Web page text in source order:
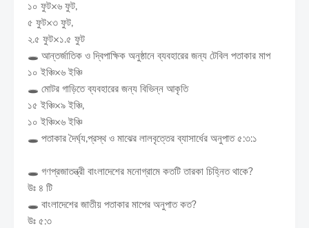
১০ ফুট×৬ ফুট,
৫ ফুট×৩ ফুট,
২.৫ ফুট×১.৫ ফুট
🕳️ আন্তর্জাতিক ও দ্বিপাক্ষিক অনুষ্ঠানে ব্যবহারের জন্য টেবিল পতাকার মাপ
১০ ইঞ্চি×৬ ইঞ্চি
🕳️ মোটর গাড়িতে ব্যবহারের জন্য বিভিন্ন আকৃতি
১৫ ইঞ্চি×৯ ইঞ্চি,
১০ ইঞ্চি×৬ ইঞ্চি
🕳️ পতাকার দৈর্ঘ্য,প্রস্থ ও মাঝের লালবৃত্তের ব্যাসার্ধের অনুপাত ৫:৩:১
🕳️ গণপ্রজাতন্ত্রী বাংলাদেশের মনোগ্রামে কতটি তারকা চিহ্নিত থাকে?
উঃ ৪ টি
🕳️ বাংলাদেশের জাতীয় পতাকার মাপের অনুপাত কত?
উঃ ৫:৩